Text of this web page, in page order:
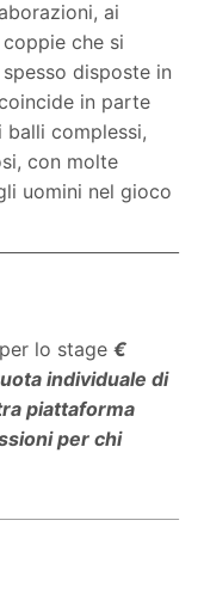
ai
che si
disposte in
in parte
complessi,
con molte
uomini nel gioco
lo stage€
individuale di
piattaforma
per chi